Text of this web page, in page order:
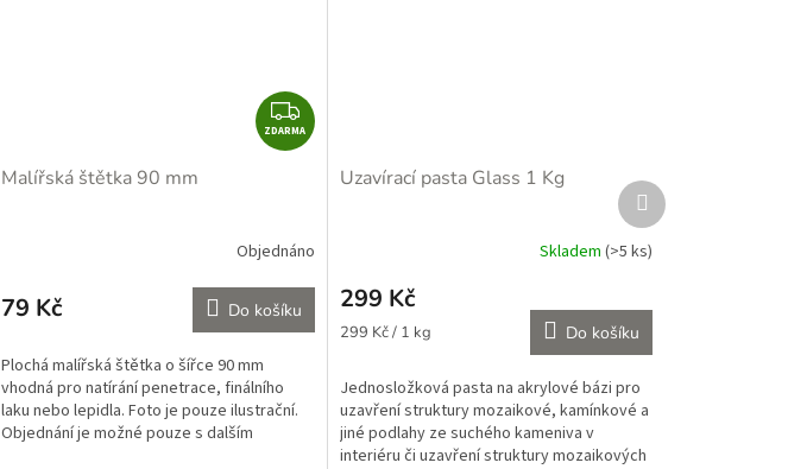
Z
D
A
ZDARMA
Malířská štětka 90 mm
Objednáno
79 Kč Do košíku
Plochá malířská štětka o šířce 90 mm
vhodná pro natírání penetrace, finálního
laku nebo lepidla. Foto je pouze ilustrační.
Objednání je možné pouze s dalším
Uzavírací pasta Glass 1 Kg
produktu
je
5,0
5
hvězdiček.
Skladem(>5 ks)
299 Kč
Měrná
299 Kč / 1 kg Do košíku
Jednosložková pasta na akrylové bázi pro
uzavření struktury mozaikové, kamínkové a
jiné podlahy ze suchého kameniva v
interiéru či uzavření struktury mozaikových
Další
produkt